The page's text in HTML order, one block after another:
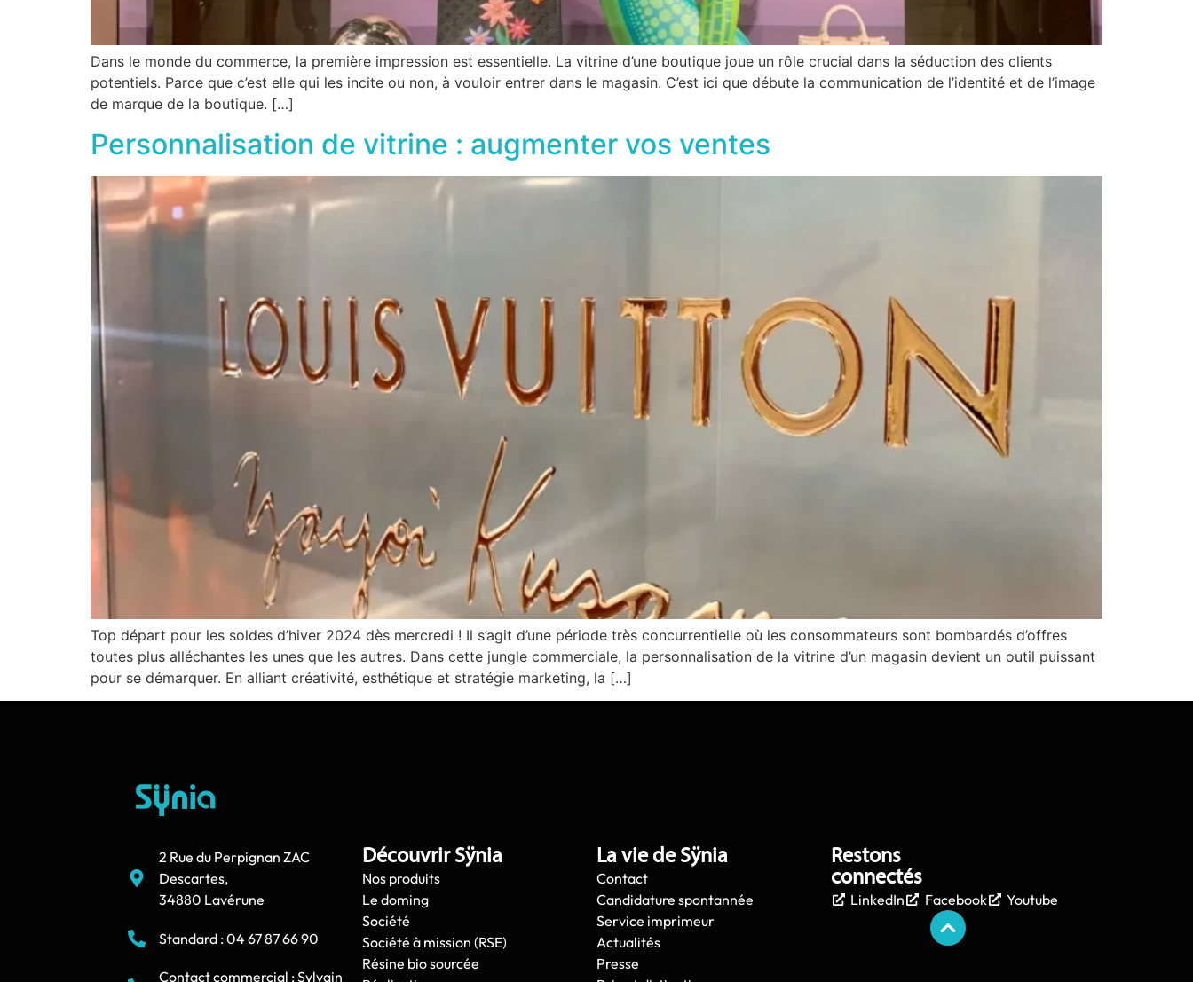
Dans le monde du commerce, la première impression est essentielle. La vitrine d’une boutique joue un rôle crucial dans la séduction des clients
potentiels. Parce que c’est elle qui les incite ou non, à vouloir entrer dans le magasin. C’est ici que débute la communication de l’identité et de l’image
de marque de la boutique. […]
Personnalisation de vitrine : augmenter vos ventes
Top départ pour les soldes d’hiver 2024 dès mercredi ! Il s’agit d’une période très concurrentielle où les consommateurs sont bombardés d’offres
toutes plus alléchantes les unes que les autres. Dans cette jungle commerciale, la personnalisation de la vitrine d’un magasin devient un outil puissant
pour se démarquer. En alliant créativité, esthétique et stratégie marketing, la […]
2 Rue du Perpignan ZAC
Descartes,
34880 Lavérune
Standard : 04 67 87 66 90
Contact commercial : Sylvain
Découvrir Sÿnia
Nos produits
Le doming
Société
Société à mission (RSE)
Résine bio sourcée
La vie de Sÿnia
Contact
Candidature spontannée
Service imprimeur
Actualités
Presse
Restons
connectés
LinkedIn Facebook Youtube